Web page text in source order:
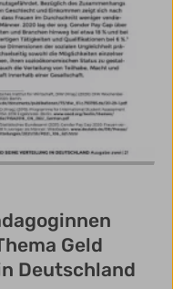
Geld
Deutschland